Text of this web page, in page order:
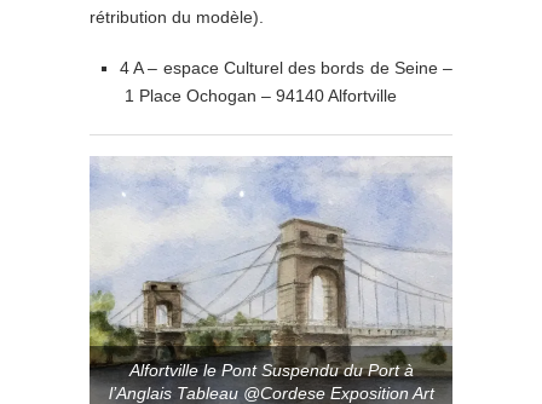
rétribution du modèle).
4 A – espace Culturel des bords de Seine –
1 Place Ochogan – 94140 Alfortville
Alfortville le Pont Suspendu du Port à
l’Anglais Tableau @Cordese Exposition Art